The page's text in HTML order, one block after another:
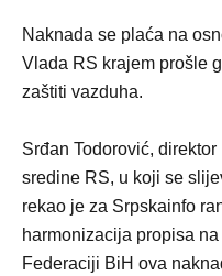
Naknada se plaća na
Vlada RS krajem prošle
zaštiti vazduha.
Srđan Todorović,
sredine RS, u koji se
rekao je za Srpskainfo
harmonizacija propisa
Federaciji BiH ova